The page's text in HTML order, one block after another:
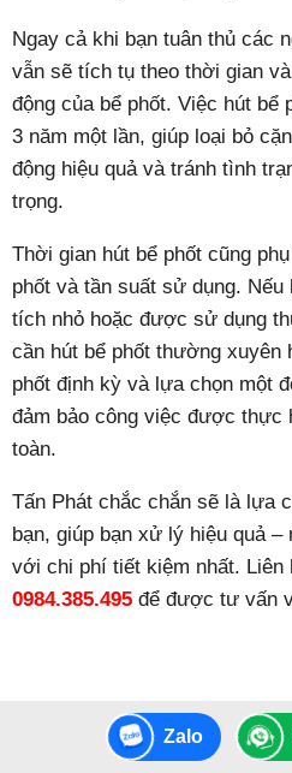
Ngay cả khi bạn tuân thủ các
vẫn sẽ tích tụ theo thời gian
động của bể phốt. Việc hút bể
3 năm một lần, giúp loại bỏ
động hiệu quả và tránh tình
trọng.
Thời gian hút bể phốt cũng
phốt và tần suất sử dụng. Nếu
tích nhỏ hoặc được sử dụng
cần hút bể phốt thường xuyên
phốt định kỳ và lựa chọn một
đảm bảo công việc được thực
toàn.
Tấn Phát chắc chắn sẽ là lựa
bạn, giúp bạn xử lý hiệu quả –
với chi phí tiết kiệm nhất. Liên
0984.385.495 để được tư vấn
BÀI VIẾT LIÊN QUAN
Zalo